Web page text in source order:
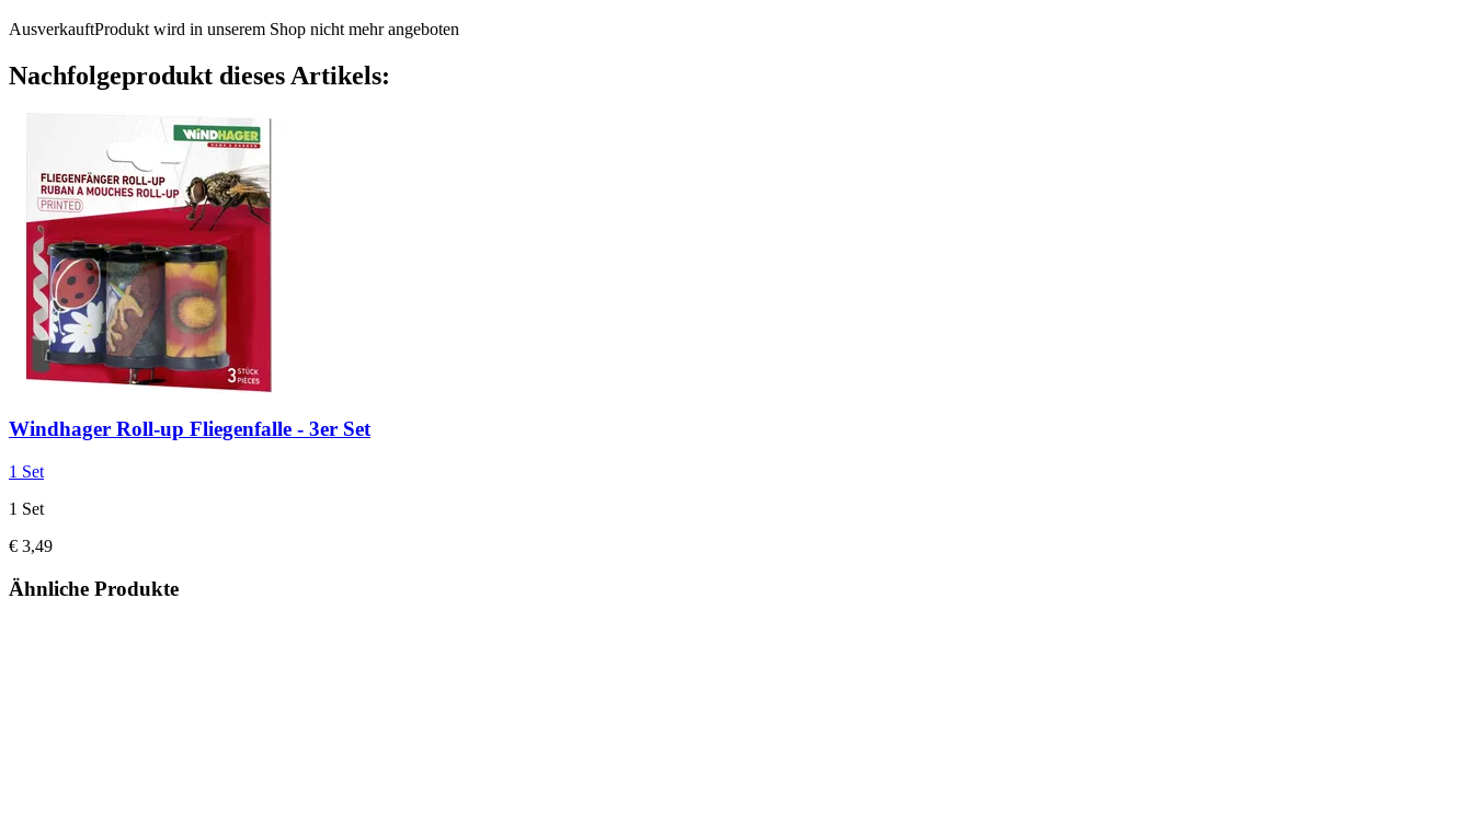
AusverkauftProdukt wird in unserem Shop nicht mehr angeboten
Nachfolgeprodukt dieses Artikels:
Windhager Roll-​up Fliegenfalle -​ 3er Set
1 Set
1 Set
€ 3,49
Ähnliche Produkte